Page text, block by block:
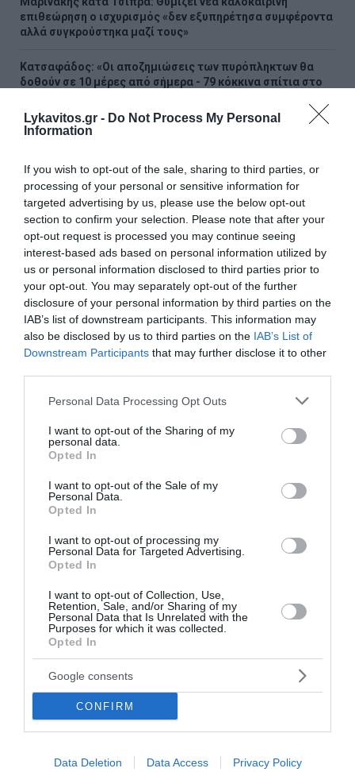
Lykavitos.gr - Do Not Process My Personal
Information
If you wish to opt-out of the sale, sharing to third parties, or
processing of your personal or sensitive information for
targeted advertising by us, please use the below opt-out
section to confirm your selection. Please note that after your
opt-out request is processed you may continue seeing
interest-based ads based on personal information utilized by
us or personal information disclosed to third parties prior to
your opt-out. You may separately opt-out of the further
disclosure of your personal information by third parties on the
IAB’s list of downstream participants. This information may
also be disclosed by us to third parties on the IAB’s List of
Downstream Participants that may further disclose it to other
Please note that this website/app uses one or more Google
not limited to your visit or usage behaviour. You may click to
grant or deny consent to Google and its third-party tags to
use your data for below specified purposes in below Google
consent section.
Personal Data Processing Opt Outs
I want to opt-out of the Sharing of my
personal data.
Opted In
I want to opt-out of the Sale of my
Personal Data.
Opted In
I want to opt-out of processing my
Personal Data for Targeted Advertising.
Opted In
I want to opt-out of Collection, Use,
Retention, Sale, and/or Sharing of my
Personal Data that Is Unrelated with the
Purposes for which it was collected.
Opted In
Google consents
CONFIRM
Data Deletion Data Access Privacy Policy
επιθεώρηση ο ισχυρισμός «δεν εξυπηρέτησα συμφέροντα
αλλά συγκρούστηκα μαζί τους»
Kατσαφάδος: «Οι αποζημιώσεις των πυρόπληκτων θα
δοθούν σε 10 μέρες από σήμερα - 79 κόκκινα σπίτια στο
Forbes: «Καλή και οικονομικά προσιτή» η Υγεία στην
Ρωσία: Πάνω από 450 ουκρανικά drones καταρρίφθηκαν
τη νύχτα – Νεκροί σε δύο περιφέρειες
Χαρδαλιάς: Ξεκινάμε στην Ηλιούπολη την κατασκευή της
πρώτης από τις τρεις Στέγες Υποστηριζόμενης
Διαβίωσης ΑμεΑ που χρηματοδοτεί η Περιφέρεια Αττικής
με πόρους του ΕΣΠΑ
ΟΛΕΣ ΟΙ ΕΙΔΗΣΕΙΣ →
διαβάστε ακόμη
Μελιτζάνες με φέτα και λουκάνικο
Για 4 άτομα Ετοιμασία: 30 λεπτά Μαγείρεμα: 60 λεπτά
Υλικά - 6 φλάσκες μελιτζάνες - Χωριάτικα λουκάνικα -
Φέτα σε κυβάκια - 2 τριμμένα ξερά κρεμμύδια - 2 σκε...